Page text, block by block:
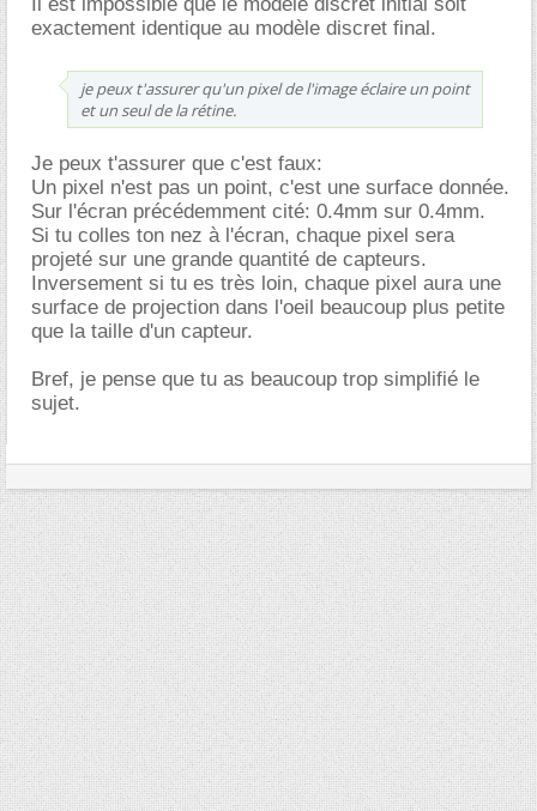
exactement identique au modèle discret final.
je peux t'assurer qu'un pixel de l'image éclaire un point
et un seul de la rétine.
Je peux t'assurer que c'est faux:
Un pixel n'est pas un point, c'est une surface donnée.
Sur l'écran précédemment cité: 0.4mm sur 0.4mm.
Si tu colles ton nez à l'écran, chaque pixel sera
projeté sur une grande quantité de capteurs.
Inversement si tu es très loin, chaque pixel aura une
surface de projection dans l'oeil beaucoup plus petite
que la taille d'un capteur.
Bref, je pense que tu as beaucoup trop simplifié le
sujet.